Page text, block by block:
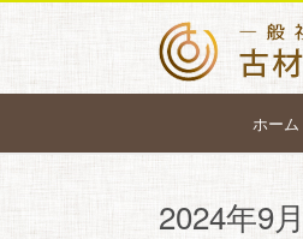
ホーム
2024年9